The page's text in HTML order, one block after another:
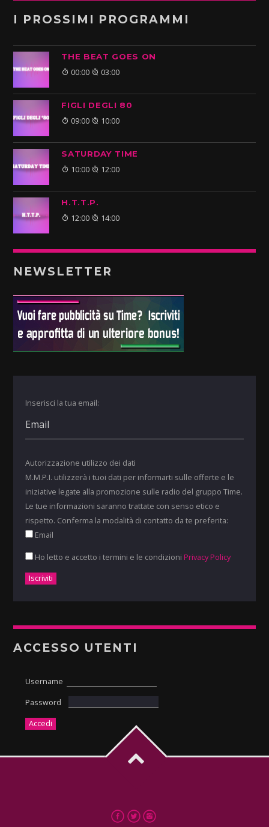
I PROSSIMI PROGRAMMI
THE BEAT GOES ON
00:00 03:00
FIGLI DEGLI 80
09:00 10:00
SATURDAY TIME
10:00 12:00
H.T.T.P.
12:00 14:00
NEWSLETTER
Inserisci la tua email:
Autorizzazione utilizzo dei dati
M.M.P.I. utilizzerà i tuoi dati per informarti sulle offerte e le
iniziative legate alla promozione sulle radio del gruppo Time.
Le tue informazioni saranno trattate con senso etico e
rispetto. Conferma la modalità di contatto da te preferita:
Email
Ho letto e accetto i termini e le condizioni Privacy Policy
ACCESSO UTENTI
Username
Password